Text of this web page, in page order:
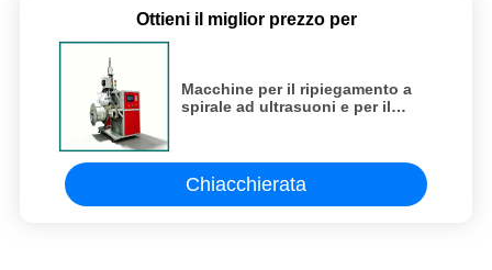
Ottieni il miglior prezzo per
Macchine per il ripiegamento a
spirale ad ultrasuoni e per il
telecomunicazioni
Chiacchierata